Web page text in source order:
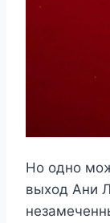
Но одно
выход Ани